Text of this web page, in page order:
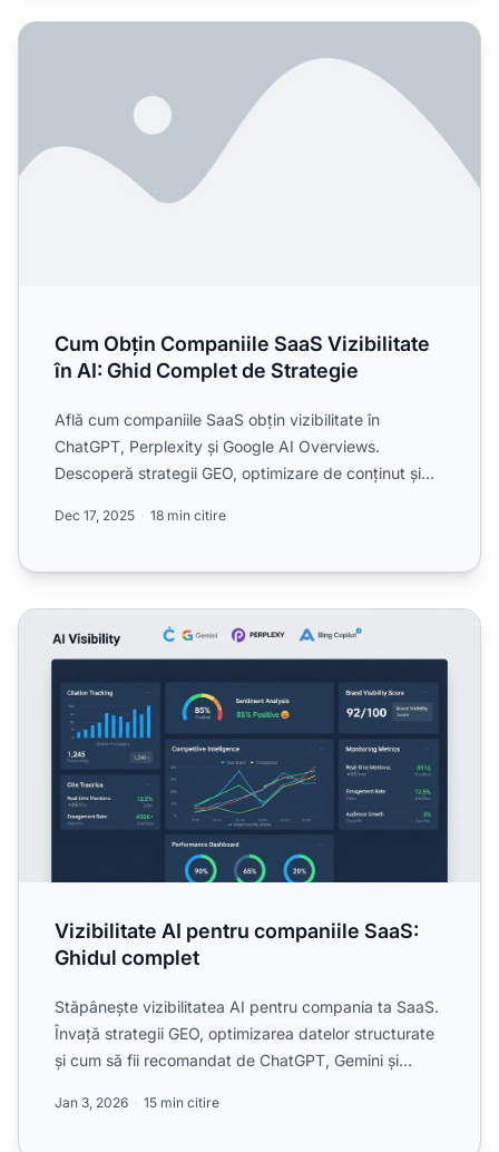
Cum Obțin Companiile SaaS Vizibilitate în AI: Ghid
Cum Obțin Companiile SaaS Vizibilitate
în AI: Ghid Complet de Strategie
Află cum companiile SaaS obțin vizibilitate în
ChatGPT, Perplexity și Google AI Overviews.
Descoperă strategii GEO, optimizare de conținut și
Dec 17, 2025 18 min citire
Vizibilitate AI pentru companiile SaaS: Ghidul complet
Vizibilitate AI pentru companiile SaaS:
Ghidul complet
Stăpânește vizibilitatea AI pentru compania ta SaaS.
Învață strategii GEO, optimizarea datelor structurate
și cum să fii recomandat de ChatGPT, Gemini și
Jan 3, 2026 15 min citire